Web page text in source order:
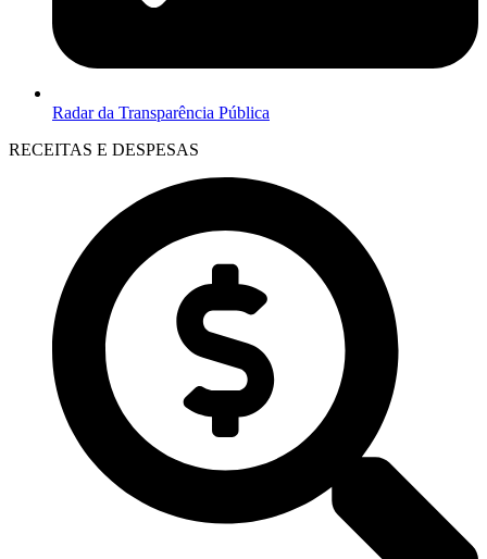
Radar da Transparência Pública
RECEITAS E DESPESAS